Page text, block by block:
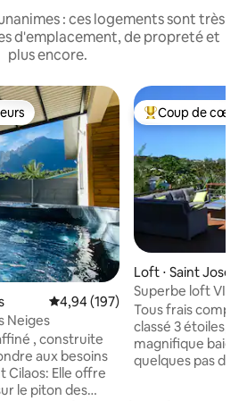
: ces logements sont très
d'emplacement, de propreté et
plus encore.
Évaluation moyenne sur la
4,94 (197)
Neiges
, construite
aux besoins
le piton des
Coups de cœur
Coup de cœur
Loft ⋅ Saint
Superbe loft VIP
face mer
Tous frais compris. Meublé de
classé 3 étoiles,
magnifique baie
quelques pas du